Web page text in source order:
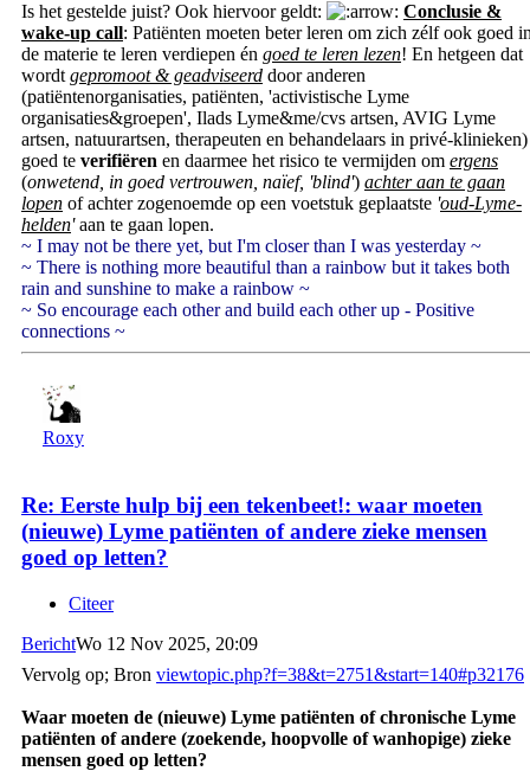
Is het gestelde juist? Ook hiervoor geldt:
Conclusie &
wake-up call: Patiënten moeten beter leren om zich zélf ook goed
de materie te leren verdiepen én goed te leren lezen! En hetgeen dat
wordt gepromoot & geadviseerd door anderen
(patiëntenorganisaties, patiënten, 'activistische Lyme
organisaties&groepen', Ilads Lyme&me/cvs artsen, AVIG Lyme
artsen, natuurartsen, therapeuten en behandelaars in privé-klinieken)
goed te verifiëren en daarmee het risico te vermijden om ergens
(onwetend, in goed vertrouwen, naïef, 'blind') achter aan te gaan
lopen of achter zogenoemde op een voetstuk geplaatste 'oud-Lyme-
helden'aan te gaan lopen.
~ I may not be there yet, but I'm closer than I was yesterday ~
~ There is nothing more beautiful than a rainbow but it takes both
rain and sunshine to make a rainbow ~
~ So encourage each other and build each other up - Positive
connections ~
Roxy
Re: Eerste hulp bij een tekenbeet!: waar moeten
(nieuwe) Lyme patiënten of andere zieke mensen
goed op letten?
Citeer
BerichtWo 12 Nov 2025, 20:09
Vervolg op; Bron viewtopic.php?f=38&t=2751&start=140#p32176
Waar moeten de (nieuwe) Lyme patiënten of chronische Lyme
patiënten of andere (zoekende, hoopvolle of wanhopige) zieke
mensen goed op letten?